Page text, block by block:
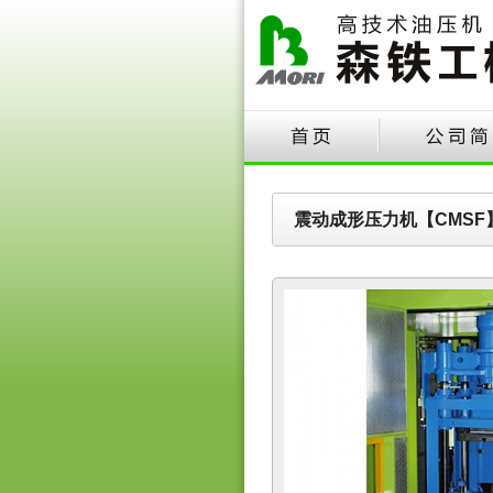
震动成形压力机【CMSF